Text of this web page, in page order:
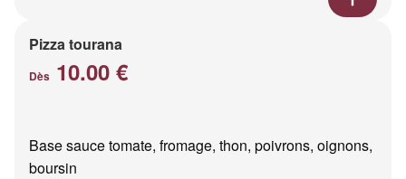
Pizza tourana
Dès 10.00 €
Base sauce tomate, fromage, thon, poivrons, oignons,
boursin